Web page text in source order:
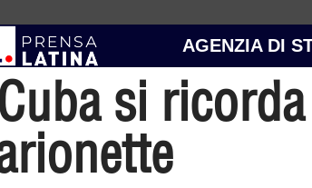
AGENZIA DI
si